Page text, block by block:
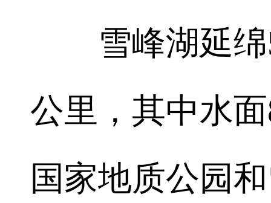
雪峰湖延绵
公里，其中水
国家地质公园